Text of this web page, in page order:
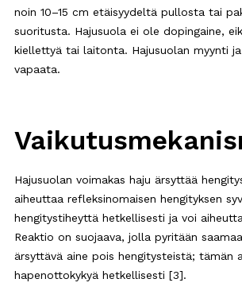
noin 10–15 cm etäisyydeltä pullosta tai
suoritusta. Hajusuola ei ole dopingaine,
kiellettyä tai laitonta. Hajusuolan myynti
vapaata.
Hajusuolan voimakas haju ärsyttää
aiheuttaa refleksinomaisen hengityksen
hengitystiheyttä hetkellisesti ja voi
Reaktio on suojaava, jolla pyritään
ärsyttävä aine pois hengitysteistä; tämän
hapenottokykyä hetkellisesti [3].